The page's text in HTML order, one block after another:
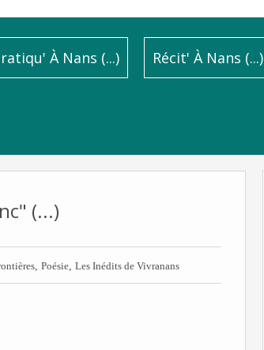
À Nans (...) Récit' À Nans (...)
(...)
, Poésie, Les Inédits de Vivranans